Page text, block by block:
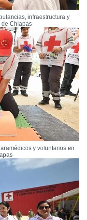
infraestructura y
de Chiapas
y voluntarios en